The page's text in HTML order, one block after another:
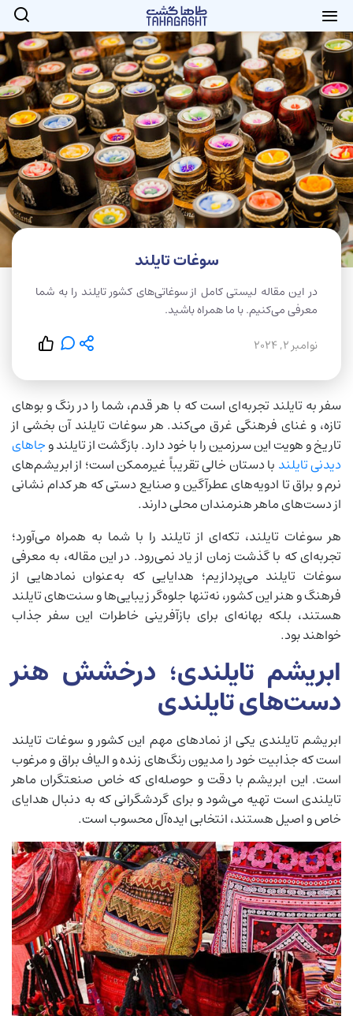
سوغات تایلند
در این مقاله لیستی کامل از سوغاتی‌های کشور تایلند را به شما
معرفی می‌کنیم. با ما همراه باشید.
نوامبر 2, 2024
سفر به تایلند تجربه‌ای است که با هر قدم، شما را در رنگ و بوهای
تازه، و غنای فرهنگی غرق می‌کند. هر سوغات تایلند آن بخشی از
تاریخ و هویت این سرزمین را با خود دارد. بازگشت از تایلند وجاهای
دیدنی تایلند با دستان خالی تقریباً غیرممکن است؛ از ابریشم‌های
نرم و براق تا ادویه‌های عطرآگین و صنایع دستی که هر کدام نشانی
از دست‌های ماهر هنرمندان محلی دارند.
هر سوغات تایلند، تکه‌ای از تایلند را با شما به همراه می‌آورد؛
تجربه‌ای که با گذشت زمان از یاد نمی‌رود. در این مقاله، به معرفی
سوغات تایلند می‌پردازیم؛ هدایایی که به‌عنوان نمادهایی از
فرهنگ و هنر این کشور، نه‌تنها جلوه‌گر زیبایی‌ها و سنت‌های تایلند
هستند، بلکه بهانه‌ای برای بازآفرینی خاطرات این سفر جذاب
خواهند بود.
ابریشم تایلندی؛ درخشش هنر
دست‌های تایلندی
ابریشم تایلندی یکی از نمادهای مهم این کشور و سوغات تایلند
است که جذابیت خود را مدیون رنگ‌های زنده و الیاف براق و مرغوب
است. این ابریشم با دقت و حوصله‌ای که خاص صنعتگران ماهر
تایلندی است تهیه می‌شود و برای گردشگرانی که به دنبال هدایای
خاص و اصیل هستند، انتخابی ایده‌آل محسوب است.